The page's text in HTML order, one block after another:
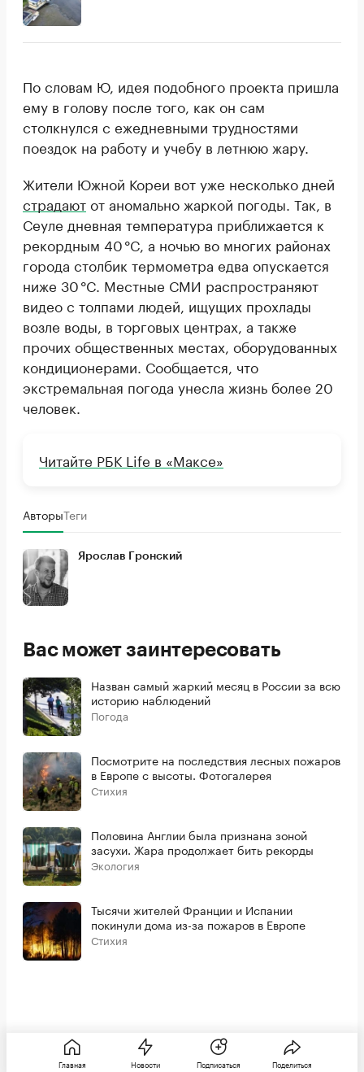
По словам Ю, идея подобного проекта пришла
ему в голову после того, как он сам
столкнулся с ежедневными трудностями
поездок на работу и учебу в летнюю жару.
Жители Южной Кореи вот уже несколько дней
страдаютот аномально жаркой погоды. Так, в
Сеуле дневная температура приближается к
рекордным 40 °C, а ночью во многих районах
города столбик термометра едва опускается
ниже 30 °C. Местные СМИ распространяют
видео с толпами людей, ищущих прохлады
возле воды, в торговых центрах, а также
прочих общественных местах, оборудованных
кондиционерами. Сообщается, что
экстремальная погода унесла жизнь более 20
человек.
Читайте РБК Life в «Максе»
АвторыТеги
Ярослав Гронский
Вас может заинтересовать
Назван самый жаркий месяц в России за всю
историю наблюдений
Погода
Посмотрите на последствия лесных пожаров
в Европе с высоты. Фотогалерея
Стихия
Половина Англии была признана зоной
засухи. Жара продолжает бить рекорды
Экология
Тысячи жителей Франции и Испании
покинули дома из-за пожаров в Европе
Стихия
Технологии 06 августа, 11:26
Главная Новости Подписаться Поделиться